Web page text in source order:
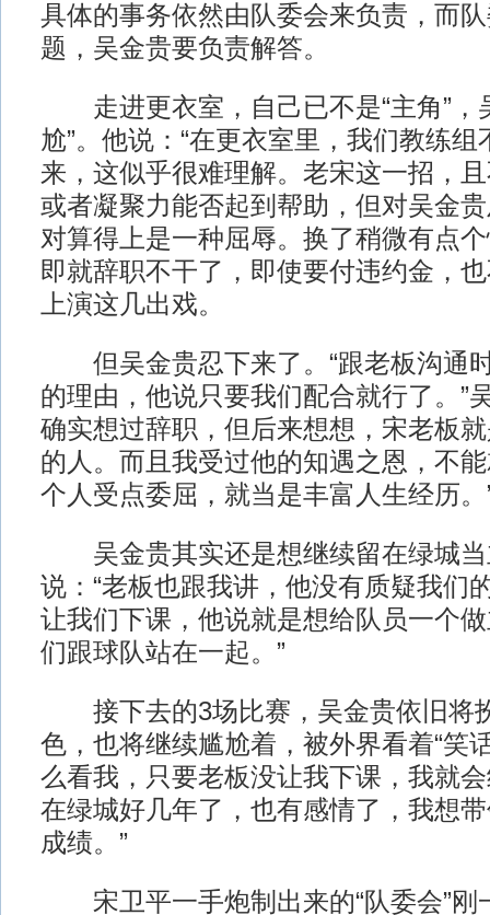
具体的事务依然由队委会来负责，而
题，吴金贵要负责解答。
走进更衣室，自己已不是“主角”，
尬”。他说：“在更衣室里，我们教练组
来，这似乎很难理解。老宋这一招，
或者凝聚力能否起到帮助，但对吴金
对算得上是一种屈辱。换了稍微有点
即就辞职不干了，即使要付违约金，
上演这几出戏。
但吴金贵忍下来了。“跟老板沟通
的理由，他说只要我们配合就行了。”
确实想过辞职，但后来想想，宋老板
的人。而且我受过他的知遇之恩，不
个人受点委屈，就当是丰富人生经历。
吴金贵其实还是想继续留在绿城当
说：“老板也跟我讲，他没有质疑我们
让我们下课，他说就是想给队员一个
们跟球队站在一起。”
接下去的3场比赛，吴金贵依旧将
色，也将继续尴尬着，被外界看着“笑
么看我，只要老板没让我下课，我就
在绿城好几年了，也有感情了，我想
成绩。”
宋卫平一手炮制出来的“队委会”刚